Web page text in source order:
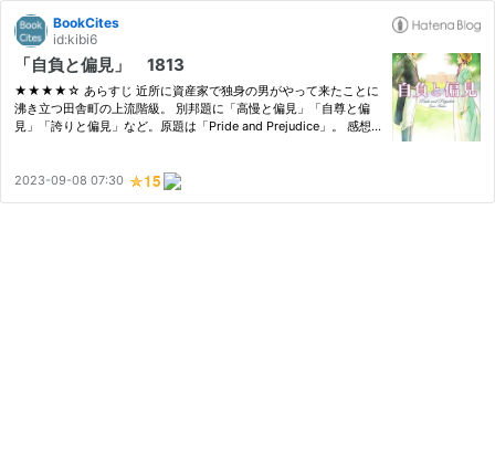
BookCites
id:kibi6
「自負と偏見」 1813
★★★★☆ あらすじ 近所に資産家で独身の男がやって来たことに
沸き立つ田舎町の上流階級。 別邦題に「高慢と偏見」「自尊と偏
見」「誇りと偏見」など。原題は「Pride and Prejudice」。 感想
人の…
2023-09-08 07:30